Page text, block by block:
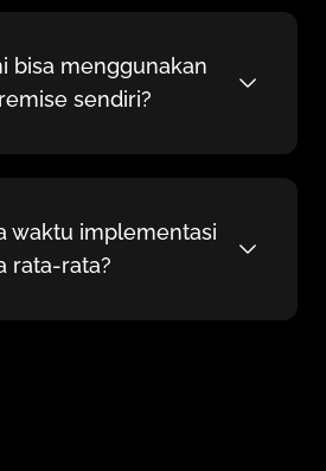
bisa menggunakan
sendiri?
waktu implementasi
rata-rata?